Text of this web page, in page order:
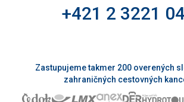
+421 2 3221
Zastupujeme takmer 200 overených
zahraničných cestovných